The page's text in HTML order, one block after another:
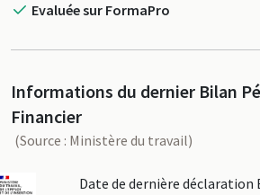
Evaluée sur FormaPro
Informations du dernier Bilan
Financier
(Source : Ministère du travail)
Date de dernière déclaration